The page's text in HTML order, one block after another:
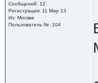
Сообщений: 12
Регистрация: 11 Мар 13
Из: Москва
Пользователь №: 104